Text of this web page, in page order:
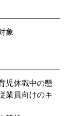
象
児休職中の懇
業員向けのキ